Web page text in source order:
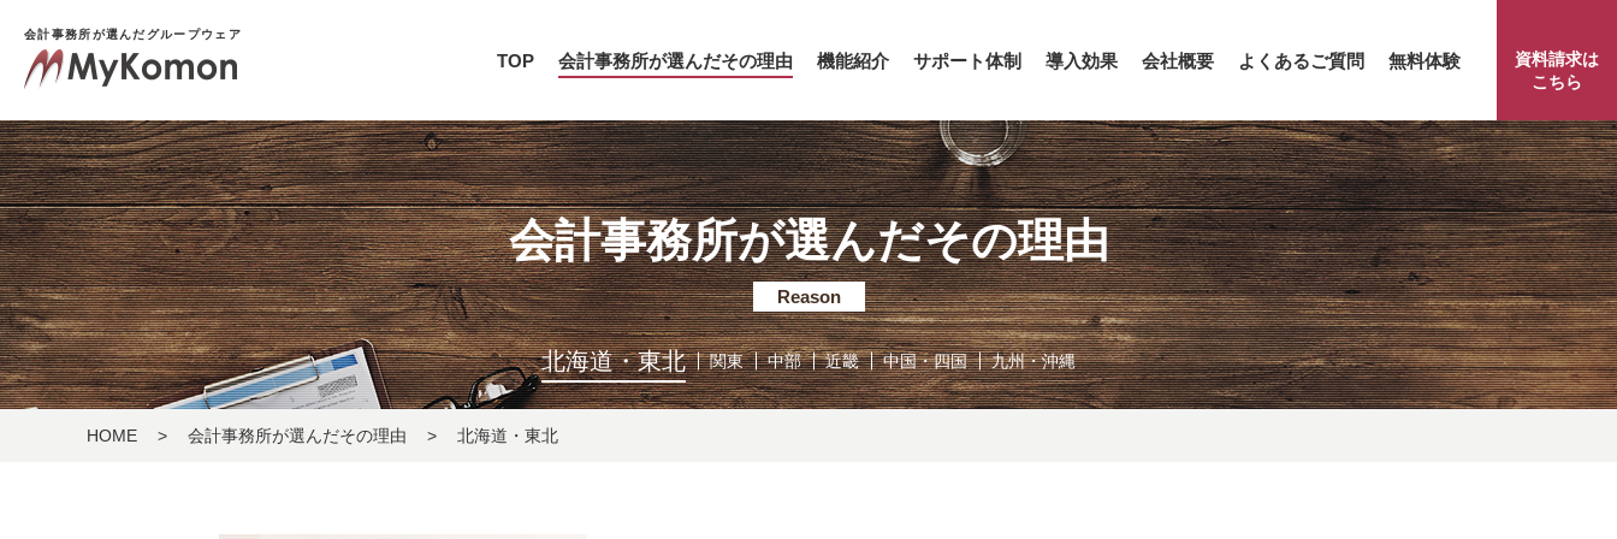
会計事務所が選んだグループウェア
TOP 会計事務所が選んだその理由 機能紹介 サポート体制 導入効果 会社概要 よくあるご質問 無料体験
資料請求は
こちら
会計事務所が選んだその理由
Reason
北海道・東北 関東 中部 近畿 中国・四国 九州・沖縄
HOME > 会計事務所が選んだその理由 > 北海道・東北